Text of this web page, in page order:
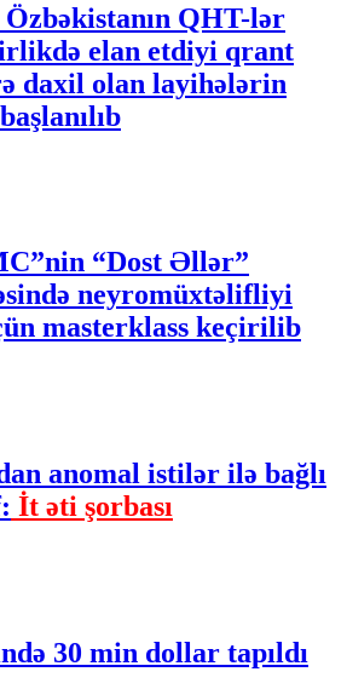
QHT-lər
elan etdiyi qrant
daxil olan layihələrin
“Dost Əllər”
neyromüxtəlifliyi
masterklass keçirilib
anomal istilər ilə bağlı
İt əti şorbası
30 min dollar tapıldı